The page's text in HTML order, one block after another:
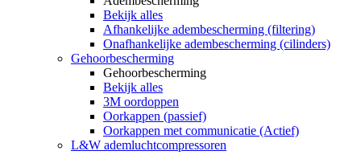
Bekijk alles
Afhankelijke adembescherming (filtering)
Onafhankelijke adembescherming (cilinders)
Gehoorbescherming
Gehoorbescherming
Bekijk alles
3M oordoppen
Oorkappen (passief)
Oorkappen met communicatie (Actief)
L&W ademluchtcompressoren